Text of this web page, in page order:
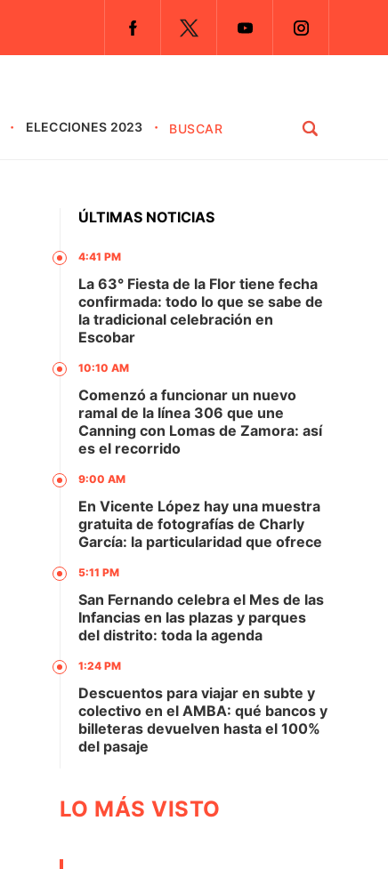
ELECCIONES 2023
ÚLTIMAS NOTICIAS
4:41 PM
La 63° Fiesta de la Flor tiene fecha
confirmada: todo lo que se sabe de
la tradicional celebración en
Escobar
10:10 AM
Comenzó a funcionar un nuevo
ramal de la línea 306 que une
Canning con Lomas de Zamora: así
es el recorrido
9:00 AM
En Vicente López hay una muestra
gratuita de fotografías de Charly
García: la particularidad que ofrece
5:11 PM
San Fernando celebra el Mes de las
Infancias en las plazas y parques
del distrito: toda la agenda
1:24 PM
Descuentos para viajar en subte y
colectivo en el AMBA: qué bancos y
billeteras devuelven hasta el 100%
del pasaje
LO MÁS VISTO